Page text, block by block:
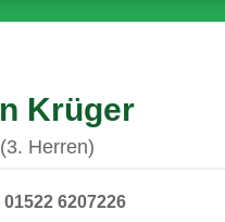
Krüger
Herren)
6207226